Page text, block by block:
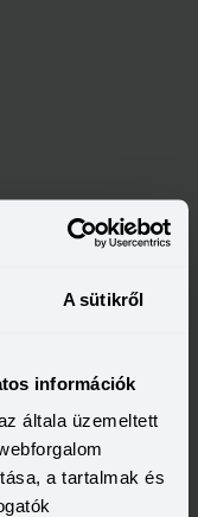
A sütikről
információk
általa üzemeltett
a tartalmak és